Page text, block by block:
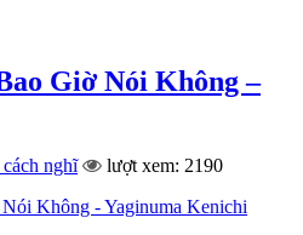
Giờ Nói Không –
nghĩ lượt xem: 2190